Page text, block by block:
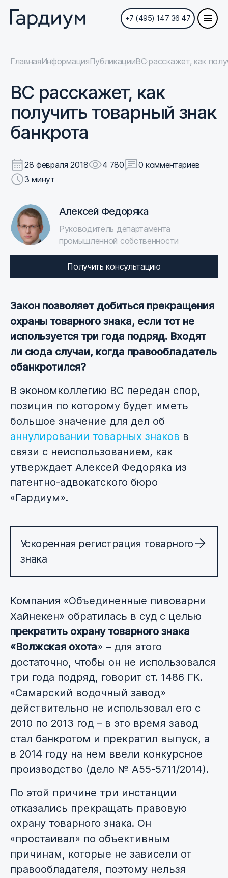
+7 (495) 147 36 47
ГлавнаяИнформацияПубликацииВС расскажет, как
ВС расскажет, как
получить товарный знак
банкрота
28 февраля 2018 4 780
0 комментариев
3 минут
Алексей Федоряка
Руководитель департамента
промышленной собственности
Получить консультацию
Закон позволяет добиться прекращения
охраны товарного знака, если тот не
используется три года подряд. Входят
ли сюда случаи, когда правообладатель
обанкротился?
В экономколлегию ВС передан спор,
позиция по которому будет иметь
большое значение для дел об
аннулировании товарных знаков в
связи с неиспользованием, как
утверждает Алексей Федоряка из
патентно-адвокатского бюро
«Гардиум».
Ускоренная регистрация товарного
знака
Компания «Объединенные пивоварни
Хайнекен» обратилась в суд с целью
прекратить охрану товарного знака
«Волжская охота» – для этого
достаточно, чтобы он не использовался
три года подряд, говорит ст. 1486 ГК.
«Самарский водочный завод»
действительно не использовал его с
2010 по 2013 год – в это время завод
стал банкротом и прекратил выпуск, а
в 2014 году на нем ввели конкурсное
производство (дело № А55-5711/2014).
По этой причине три инстанции
отказались прекращать правовую
охрану товарного знака. Он
«простаивал» по объективным
причинам, которые не зависели от
правообладателя, поэтому нельзя